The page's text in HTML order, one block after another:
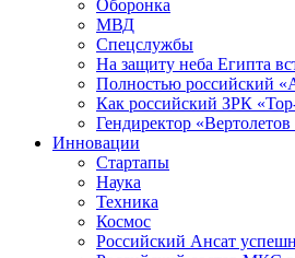
Оборонка
МВД
Спецслужбы
На защиту неба Египта
Полностью российский
Как российский ЗРК
Гендиректор
Инновации
Стартапы
Наука
Техника
Космос
Российский Ансат